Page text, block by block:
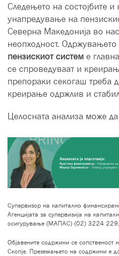
Следењето на состојбите и
унапредување на
Северна Македонија во
неопходност. Одржувањето
пензискиот систем е
се спроведуваат и
препораки секогаш треба
креирање одржлив и
Целосната анализа може да
Супервизор на капитално
Агенцијата за супервизија на
осигурување (МАПАС) (02) 3224 229,
Објавените содржини се
Скопје. Преземањето на содржини е